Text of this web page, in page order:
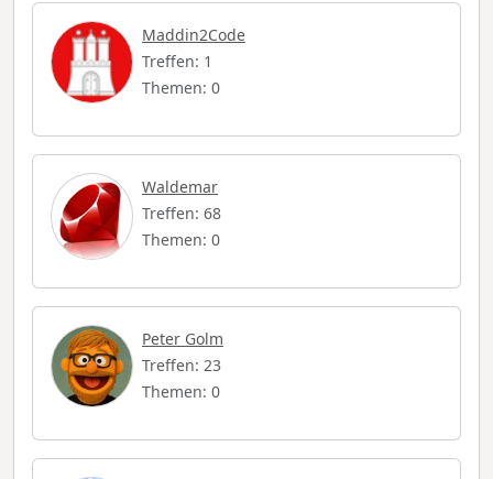
Maddin2Code
Treffen: 1
Themen: 0
Waldemar
Treffen: 68
Themen: 0
Peter Golm
Treffen: 23
Themen: 0